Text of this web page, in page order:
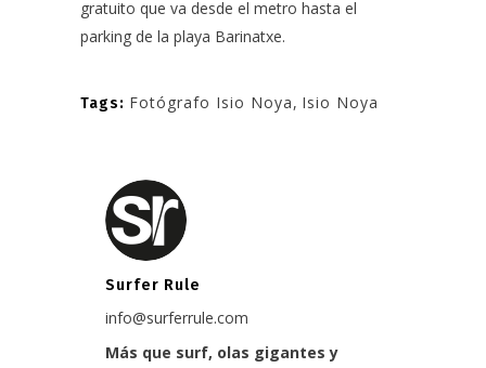
gratuito que va desde el metro hasta el
parking de la playa Barinatxe.
Tags: Fotógrafo Isio Noya, Isio Noya
Surfer Rule
info@surferrule.com
Más que surf, olas gigantes y